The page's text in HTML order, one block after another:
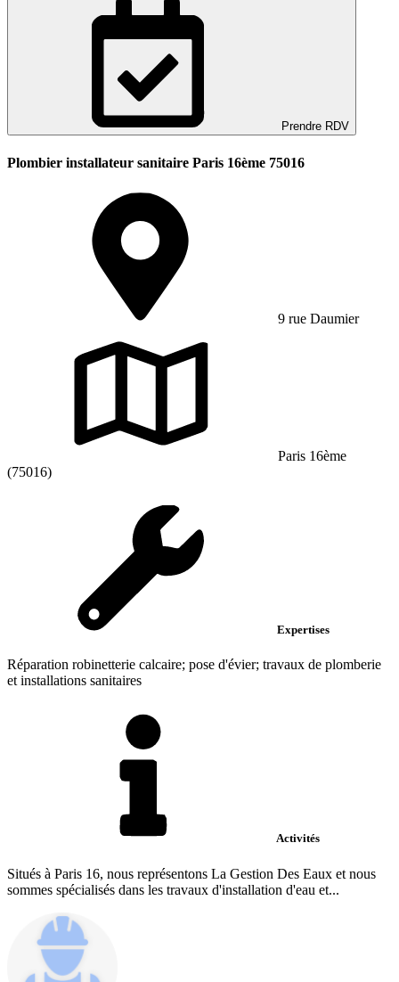
Prendre RDV
Plombier installateur sanitaire Paris 16ème 75016
9 rue Daumier
Paris 16ème
(75016)
Expertises
Réparation robinetterie calcaire; pose d'évier; travaux de plomberie
et installations sanitaires
Activités
Situés à Paris 16, nous représentons La Gestion Des Eaux et nous
sommes spécialisés dans les travaux d'installation d'eau et...